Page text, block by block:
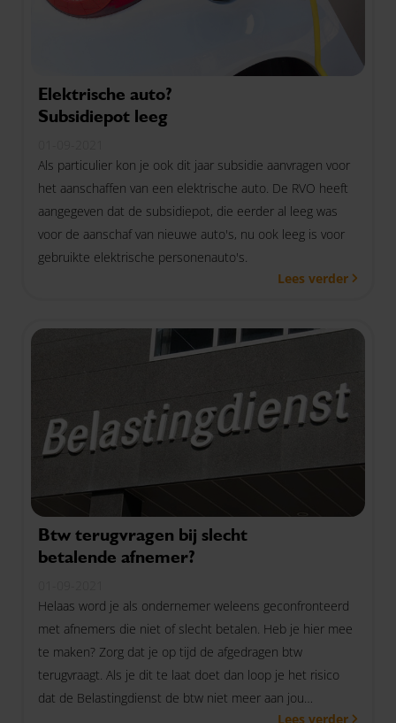
Elektrische auto?
Subsidiepot leeg
Als particulier kon je ook dit jaar subsidie aanvragen voor
het aanschaffen van een elektrische auto. De RVO heeft
aangegeven dat de subsidiepot, die eerder al leeg was
voor de aanschaf van nieuwe auto's, nu ook leeg is voor
gebruikte elektrische personenauto's.
Lees verder
Btw terugvragen bij slecht
betalende afnemer?
Helaas word je als ondernemer weleens geconfronteerd
met afnemers die niet of slecht betalen. Heb je hier mee
te maken? Zorg dat je op tijd de afgedragen btw
terugvraagt. Als je dit te laat doet dan loop je het risico
dat de Belastingdienst de btw niet meer aan jou
Lees verder